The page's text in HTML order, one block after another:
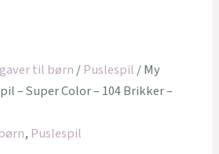
til børn/Puslespil/ My
– Super Color – 104 Brikker –
, Puslespil